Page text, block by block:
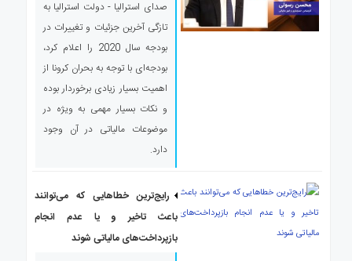
صدای استرالیا - دولت استرالیا به
تازگی آخرین جزئیات و تغییرات در
بودجه سال 2020 را اعلام کرد،
بودجه‌ای با توجه به بحران کرونا از
اهمیت بسیار زیادی برخوردار بوده
و نکات بسیار مهمی به ویژه در
موضوعات مالیاتی در آن وجود
دارد.
رایج‌ترین خطاهایی که می‌توانند
باعث تاخیر و یا عدم انجام
بازپرداخت‌های مالیاتی شوند